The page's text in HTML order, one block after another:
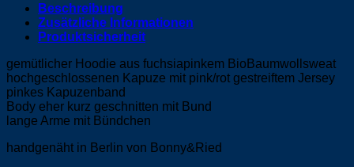
Beschreibung
Zusätzliche Informationen
Produktsicherheit
gemütlicher Hoodie aus fuchsiapinkem BioBaumwollsweat
hochgeschlossenen Kapuze mit pink/rot gestreiftem Jersey
pinkes Kapuzenband
Body eher kurz geschnitten mit Bund
lange Arme mit Bündchen
handgenäht in Berlin von Bonny&Ried